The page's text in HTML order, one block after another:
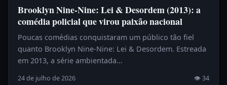
Brooklyn Nine-Nine: Lei & Desordem (2013): a
comédia policial que virou paixão nacional
Poucas comédias conquistaram um público tão fiel
quanto Brooklyn Nine-Nine: Lei & Desordem. Estreada
em 2013, a série ambientada…
24 de julho de 2026 👁 34